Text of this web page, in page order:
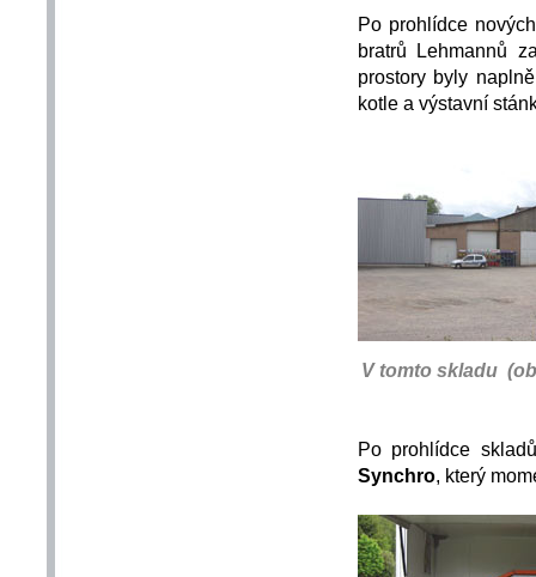
Po prohlídce
bratrů Lehmannů
prostory byly
kotle a výstavní
V tomto skladu
Po prohlídce
Synchro, který